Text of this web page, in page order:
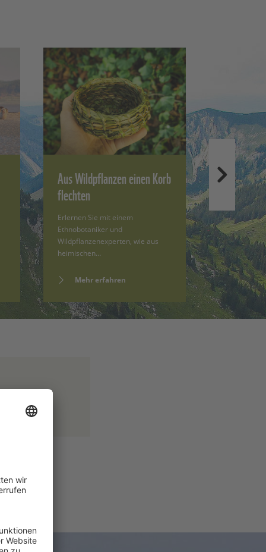
Aus Wildpflanzen einen Korb
flechten
Erlernen Sie mit einem
Ethnobotaniker und
Wildpflanzenexperten, wie aus
heimischen…
Mehr erfahren
Der
Begleiten
Hagemann
Mehr